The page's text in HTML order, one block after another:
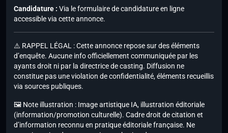
Candidature : Via le formulaire de candidature en ligne
accessible via cette annonce.
⚠️ RAPPEL LÉGAL : Cette annonce repose sur des éléments
d’enquête. Aucune info officiellement communiquée par les
ayants droit ni par la directrice de casting. Diffusion ne
constitue pas une violation de confidentialité, éléments recueillis
via sources publiques.
🖼️ Note illustration : Image artistique IA, illustration éditoriale
(information/promotion culturelle). Cadre droit de citation et
d’information reconnu en pratique éditoriale française. Ne